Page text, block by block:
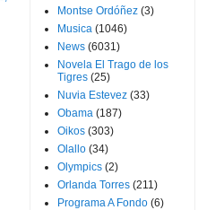
Montse Ordóñez (3)
Musica (1046)
News (6031)
Novela El Trago de los
Tigres (25)
Nuvia Estevez (33)
Obama (187)
Oikos (303)
Olallo (34)
Olympics (2)
Orlanda Torres (211)
Programa A Fondo (6)